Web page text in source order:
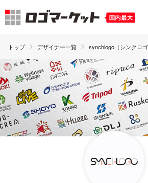
トップ デザイナー一覧 synchlogo（シンクロゴ